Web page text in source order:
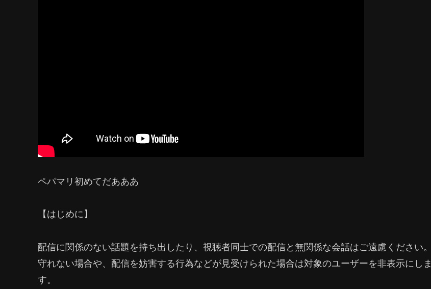
ペパマリ初めてだあああ
【はじめに】
配信に関係のない話題を持ち出したり、視聴者同士での配信と無関係な会話はご遠慮ください。
守れない場合や、配信を妨害する行為などが見受けられた場合は対象のユーザーを非表示にしま
す。